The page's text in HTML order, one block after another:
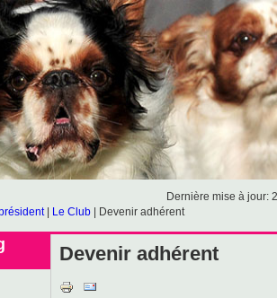
| Le Club Devenir adhérent
Dernière mise à jour:
Devenir adhérent